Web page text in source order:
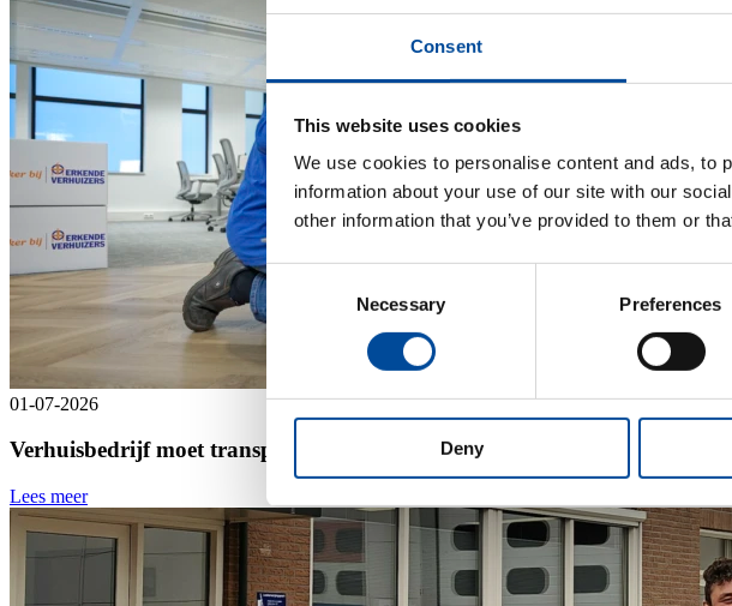
Consent
This website uses cookies
We use cookies to personalise content and ads, to
information about your use of our site with our
other information that you’ve provided to them or
Consent
Selection
Necessary Preferences
Deny
01-07-2026
Verhuisbedrijf moet transparante offerte geven
Lees meer